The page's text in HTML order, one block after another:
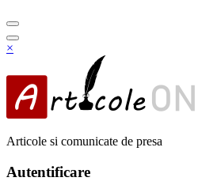
×
Articole si comunicate de presa
Autentificare